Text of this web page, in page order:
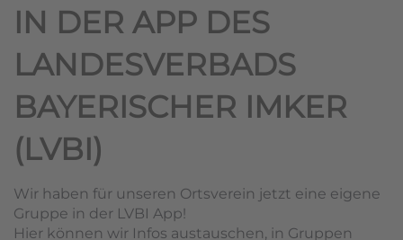
IN DER APP DES
LANDESVERBADS
BAYERISCHER IMKER
(LVBI)
Wir haben für unseren Ortsverein jetzt eine eigene
Gruppe in der LVBI App!
Hier können wir Infos austauschen, in Gruppen